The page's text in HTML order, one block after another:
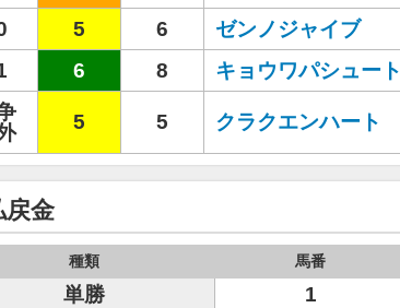
5 6 ゼンノジャイブ
6 8 キョウワパシュート
5 5 クラクエンハート
戻金
種類 馬番
単勝 1